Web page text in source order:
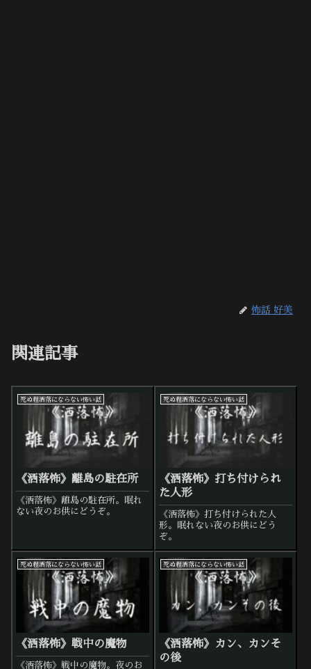
怖話 好美
関連記事
死ぬ程洒落にならない怖い話
《洒落怖》離島の駐在所
《洒落怖》離島の駐在所。眠れ
ない夜のお供にどうぞ。
死ぬ程洒落にならない怖い話
《洒落怖》打ち付けられ
た人形
《洒落怖》打ち付けられた人
形。眠れない夜のお供にどう
ぞ。
死ぬ程洒落にならない怖い話
《洒落怖》戦中の魔物
《洒落怖》戦中の魔物。夜のお
死ぬ程洒落にならない怖い話
《洒落怖》カン、カンそ
の後